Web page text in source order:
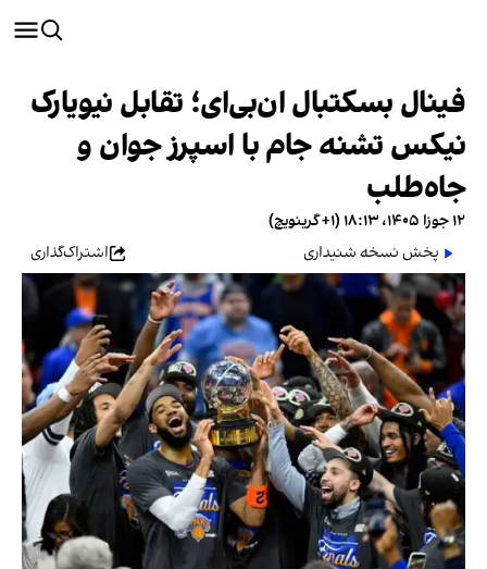
فینال بسکتبال ان‌بی‌ای؛ تقابل نیویارک
نیکس تشنه جام با اسپرز جوان و
جاه‌طلب
۱۲ جوزا ۱۴۰۵، ۱۸:۱۳ (‎+۱ گرینویچ)
پخش نسخه شنیداری
اشتراک‌گذاری